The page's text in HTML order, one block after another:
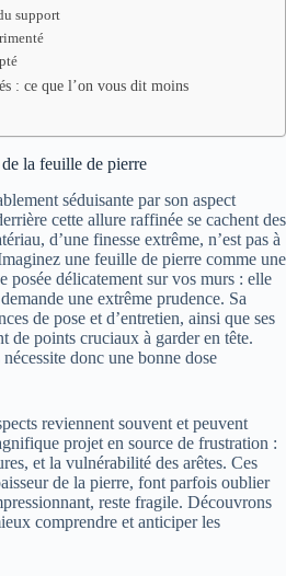
support
: ce que l’on vous dit moins
la feuille de pierre
séduisante par son aspect
cette allure raffinée se cachent des
d’une finesse extrême, n’est pas à
une feuille de pierre comme une
posée délicatement sur vos murs : elle
une extrême prudence. Sa
de pose et d’entretien, ainsi que ses
de points cruciaux à garder en tête.
donc une bonne dose
reviennent souvent et peuvent
projet en source de frustration :
et la vulnérabilité des arêtes. Ces
de la pierre, font parfois oublier
reste fragile. Découvrons
comprendre et anticiper les